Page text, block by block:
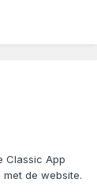
Classic App
de website.